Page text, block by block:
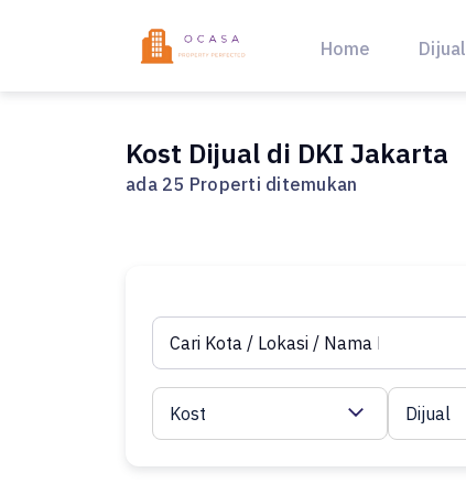
Home Dijual
Kost Dijual di DKI Jakarta
ada 25 Properti ditemukan
Kost Dijual